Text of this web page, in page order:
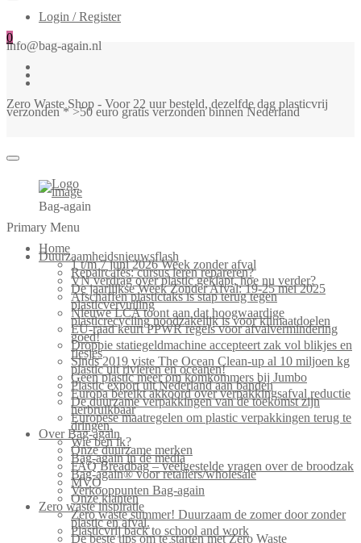
Login / Register
0
info@bag-again.nl
Zero Waste Shop - Voor 22 uur besteld, dezelfde dag plasticvrij
verzonden * >50 euro gratis verzonden binnen Nederland
Bag-again
Primary Menu
Home
Duurzaamheidsnieuwsflash
1 t/m 7 juni 2026 Week zonder afval
Repaircafés: cursus leren repareren?
VN verdrag over plastic geklapt, hoe nu verder?
De jaarlijkse Week Zonder Afval: 19-25 mei 2025
Afschaffen plastictaks is stap terug tegen
plasticvervuiling
Nieuwe LCA toont aan dat hoogwaardige
plasticrecycling noodzakelijk is voor klimaatdoelen
EU-raad keurt PPWR regels voor afvalvermindering
goed!
Droppie statiegeldmachine accepteert zak vol blikjes en
flesjes
Sinds 2019 viste The Ocean Clean-up al 10 miljoen kg
plastic uit rivieren en oceanen!
Geen plastic meer om komkommers bij Jumbo
Plastic export uit Nederland aan banden
Europa bereikt akkoord over verpakkingsafval reductie
De duurzame verpakkingen van de toekomst zijn
herbruikbaar
Europese maatregelen om plastic verpakkingen terug te
dringen.
Over Bag-again
Wie ben ik?
Onze duurzame merken
Bag-again in de media
FAQ Breadbag – veelgestelde vragen over de broodzak
Bag-again® voor retailers/wholesale
MVO
Verkooppunten Bag-again
Onze klanten
Zero waste inspiratie
Zero waste summer! Duurzaam de zomer door zonder
plastic en afval.
Plasticvrij back to school and work
De beste tips om te starten met Zero Waste